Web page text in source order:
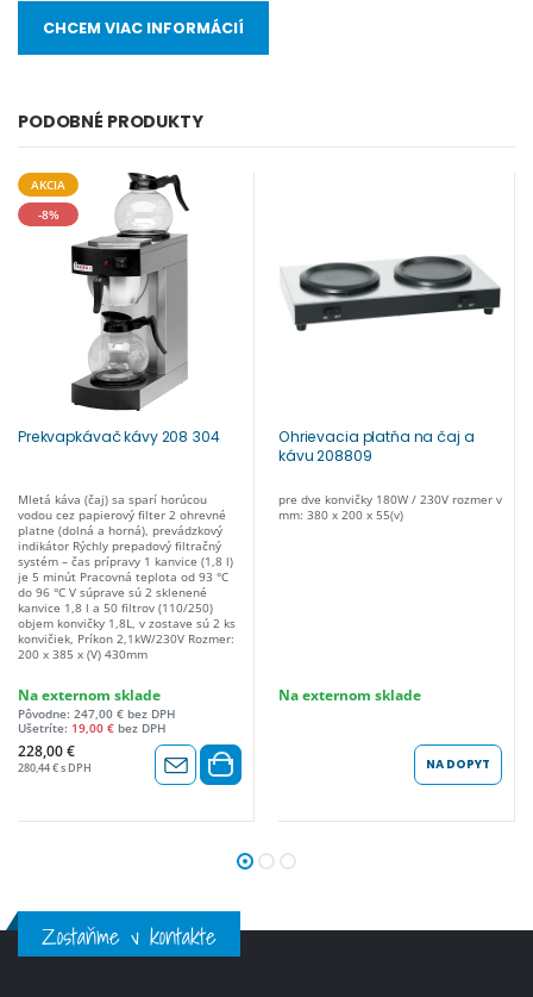
CHCEM VIAC INFORMÁCIÍ
PODOBNÉ PRODUKTY
AKCIA
-8%
Prekvapkávač kávy 208 304
Mletá káva (čaj) sa sparí horúcou
vodou cez papierový filter 2 ohrevné
platne (dolná a horná), prevádzkový
indikátor Rýchly prepadový filtračný
systém – čas prípravy 1 kanvice (1,8 l)
je 5 minút Pracovná teplota od 93 °C
do 96 °C V súprave sú 2 sklenené
kanvice 1,8 l a 50 filtrov (110/250)
objem konvičky 1,8L, v zostave sú 2 ks
konvičiek, Príkon 2,1kW/230V Rozmer:
200 x 385 x (V) 430mm
Na externom sklade
Pôvodne: 247,00 € bez DPH
Ušetríte: 19,00 € bez DPH
228,00 €
280,44 € s DPH
Ohrievacia platňa na čaj a
kávu 208809
pre dve konvičky 180W / 230V rozmer v
mm: 380 x 200 x 55(v)
Na externom sklade
NA DOPYT
Zostaňme v kontakte